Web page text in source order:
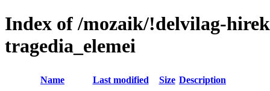
Index of /mozaik/!delvilag-
tragedia_elemei
Name Last modified Size Description